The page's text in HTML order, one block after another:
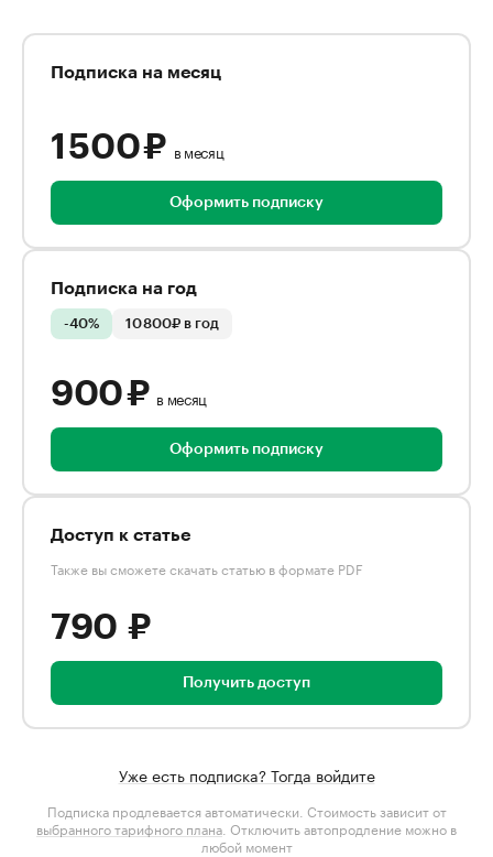
Подписка на месяц
1 500 ₽ в месяц
Оформить подписку
Подписка на год
-40% 10 800₽ в год
900 ₽ в месяц
Оформить подписку
Доступ к статье
Также вы сможете скачать статью в формате PDF
790 ₽
Получить доступ
Уже есть подписка? Тогда войдите
Подписка продлевается автоматически. Стоимость зависит от
выбранного тарифного плана . Отключить автопродление можно в
любой момент